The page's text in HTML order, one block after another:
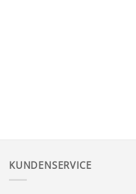
KUNDENSERVICE